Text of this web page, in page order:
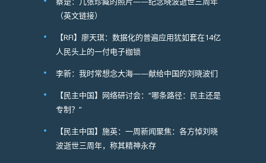
（英文链接）
【RFI】廖天琪：数据化的普遍应用犹如套在14亿
人民头上的一付电子枷锁
李新：我时常想念大海——献给中国的刘晓波们
【民主中国】网络研讨会：“哪条路径：民主还是
专制？”
【民主中国】施英：一周新闻聚焦：各方悼刘晓
波逝世三周年，称其精神永存